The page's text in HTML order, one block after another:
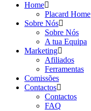
Home
Placard Home
Sobre Nós
Sobre Nós
A tua Equipa
Marketing
Afiliados
Ferramentas
Comissões
Contactos
Contactos
FAQ